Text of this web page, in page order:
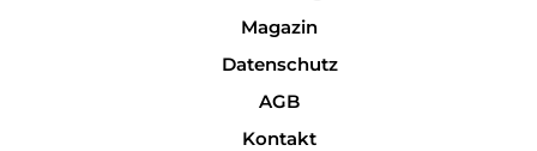
Magazin
Datenschutz
AGB
Kontakt